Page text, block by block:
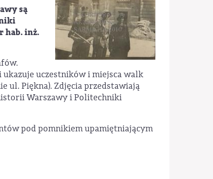
są
hab. inż.
uczestników i miejsca walk
ul. Piękna). Zdjęcia przedstawiają
Warszawy i Politechniki
pod pomnikiem upamiętniającym